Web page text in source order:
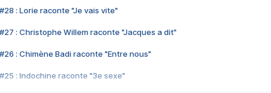
#28 : Lorie raconte "Je vais vite"
#27 : Christophe Willem raconte "Jacques a dit"
#26 : Chimène Badi raconte "Entre nous"
#25 : Indochine raconte "3e sexe"